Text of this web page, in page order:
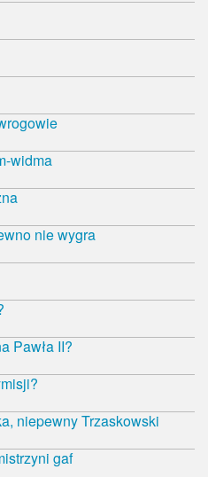
widma
nie wygra
Pawła II?
niepewny Trzaskowski
gaf